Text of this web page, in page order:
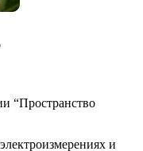
“Пространство
и